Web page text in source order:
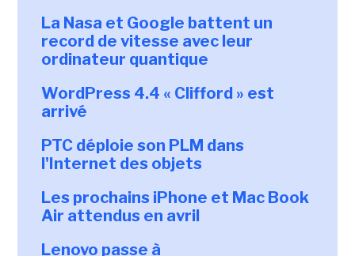
La Nasa et Google battent un
record de vitesse avec leur
ordinateur quantique
WordPress 4.4 « Clifford » est
arrivé
PTC déploie son PLM dans
l'Internet des objets
Les prochains iPhone et Mac Book
Air attendus en avril
Lenovo passe à